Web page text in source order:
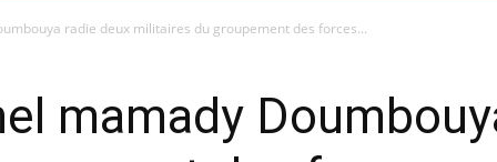
radie deux militaires du groupement des forces...
mamady